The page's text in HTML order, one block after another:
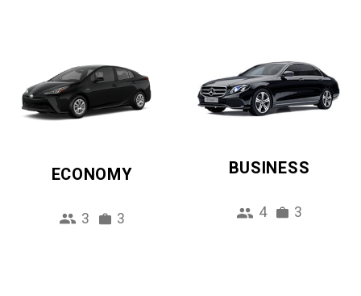
ECONOMY
3 3
BUSINESS
4 3